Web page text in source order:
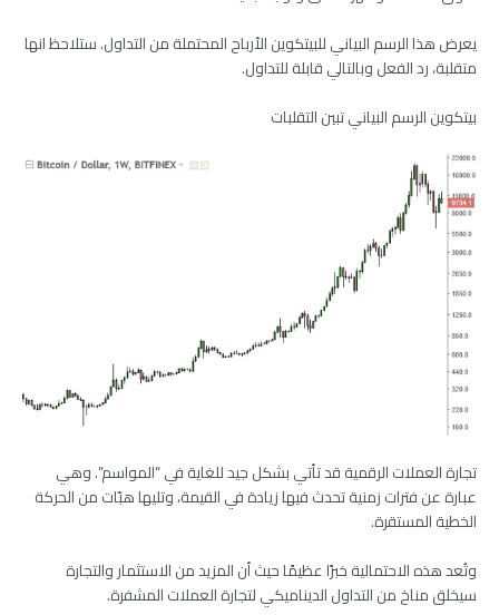
يعرض هذا الرسم البياني للبيتكوين الأرباح المحتملة من التداول. ستلاحظ انها
متقلبة، رد الفعل وبالتالي قابلة للتداول.
بيتكوين الرسم البياني تبين التقلبات
تجارة العملات الرقمية قد تأتي بشكل جيد للغاية في “المواسم”. وهي
عبارة عن فترات زمنية تحدث فيها زيادة في القيمة، وتليها هبّات من الحركة
الخطية المستقرة.
وتُعد هذه الاحتمالية خبرًا عظيمًا حيث أن المزيد من الاستثمار والتجارة
سيخلق مناخ من التداول الديناميكي لتجارة العملات المشفرة.